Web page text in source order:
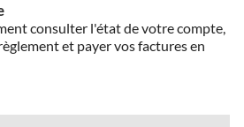
consulter l'état de votre compte,
et payer vos factures en